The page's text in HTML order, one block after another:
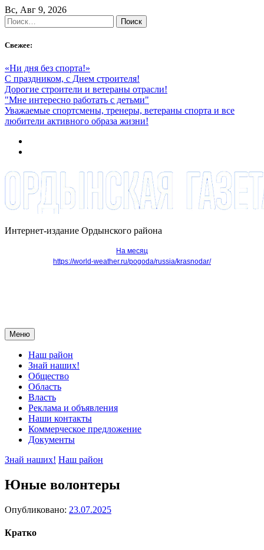
Skip
to
content
Вс, Авг 9, 2026
Найти:
Свежее:
«Ни дня без спорта!»
С праздником, с Днем строителя!
Дорогие строители и ветераны отрасли!
"Мне интересно работать с детьми"
Уважаемые спортсмены, тренеры, ветераны спорта и все
любители активного образа жизни!
Интернет-издание Ордынского района
На месяц
https://world-weather.ru/pogoda/russia/krasnodar/
Меню
Наш район
Знай наших!
Общество
Область
Власть
Реклама и объявления
Наши контакты
Коммерческое предложение
Документы
Знай наших! Наш район
Юные волонтеры
Опубликовано: 23.07.2025
Кратко